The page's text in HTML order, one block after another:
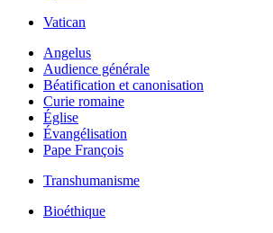
Vatican
Angelus
Audience générale
Béatification et canonisation
Curie romaine
Église
Évangélisation
Pape François
Transhumanisme
Bioéthique